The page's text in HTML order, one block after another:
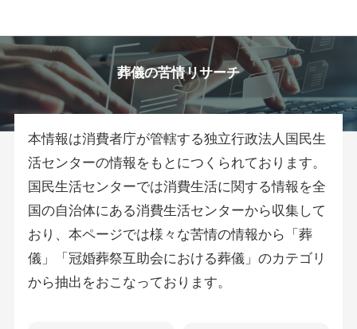
葬儀の苦情リサーチ
本情報は消費者庁が管轄する独立行政法人国民生
活センターの情報をもとにつくられております。
国民生活センターでは消費生活に関する情報を全
国の自治体にある消費生活センターから収集して
おり、本ページでは様々な苦情の情報から「葬
儀」「冠婚葬祭互助会における葬儀」のカテゴリ
から抽出をおこなっております。